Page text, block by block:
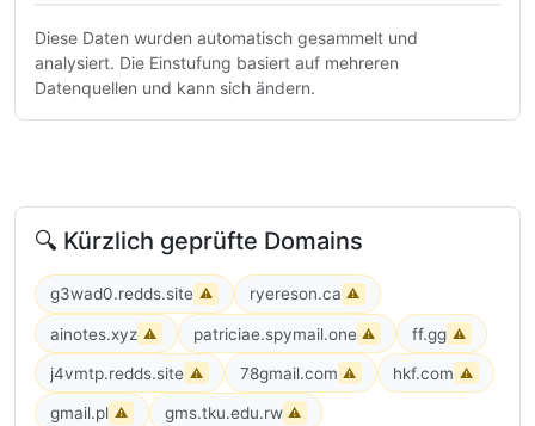
Diese Daten wurden automatisch gesammelt und
analysiert. Die Einstufung basiert auf mehreren
Datenquellen und kann sich ändern.
🔍 Kürzlich geprüfte Domains
g3wad0.redds.site ⚠ ryereson.ca ⚠
ainotes.xyz ⚠ patriciae.spymail.one ⚠ ff.gg ⚠
j4vmtp.redds.site ⚠ 78gmail.com ⚠ hkf.com ⚠
gmail.pl ⚠ gms.tku.edu.rw ⚠